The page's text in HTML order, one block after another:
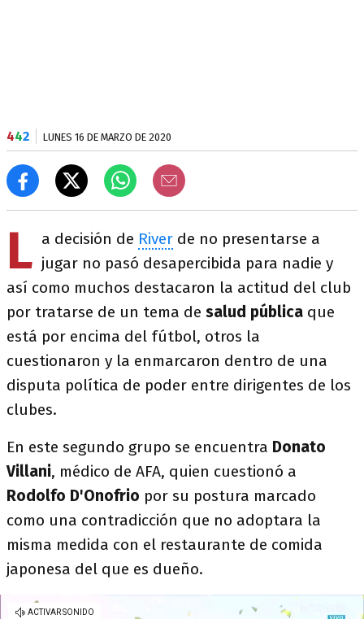
442 LUNES 16 DE MARZO DE 2020
L a decisión de River de no presentarse a
jugar no pasó desapercibida para nadie y
así como muchos destacaron la actitud del club
por tratarse de un tema de salud pública que
está por encima del fútbol, otros la
cuestionaron y la enmarcaron dentro de una
disputa política de poder entre dirigentes de los
clubes.
En este segundo grupo se encuentra Donato
Villani, médico de AFA, quien cuestionó a
Rodolfo D'Onofrio por su postura marcado
como una contradicción que no adoptara la
misma medida con el restaurante de comida
japonesa del que es dueño.